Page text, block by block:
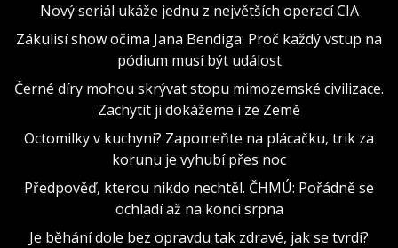
Nový seriál ukáže jednu z největších operací CIA
Zákulisí show očima Jana Bendiga: Proč každý vstup na
pódium musí být událost
Černé díry mohou skrývat stopu mimozemské civilizace.
Zachytit ji dokážeme i ze Země
Octomilky v kuchyni? Zapomeňte na plácačku, trik za
korunu je vyhubí přes noc
Předpověď, kterou nikdo nechtěl. ČHMÚ: Pořádně se
ochladí až na konci srpna
Je běhání dole bez opravdu tak zdravé, jak se tvrdí?